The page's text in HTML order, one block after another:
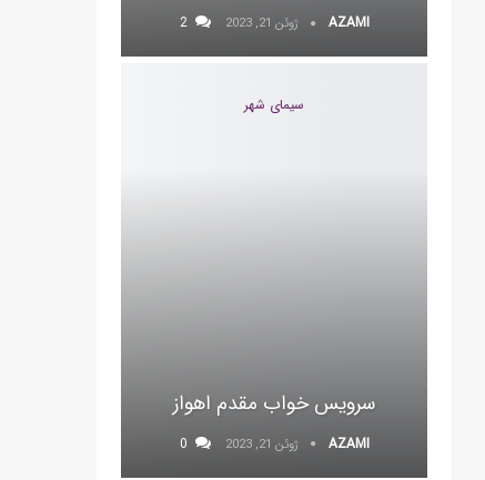
AZAMI ژوئن 21, 2023 2
سیمای شهر
سرویس خواب مقدم اهواز
AZAMI ژوئن 21, 2023